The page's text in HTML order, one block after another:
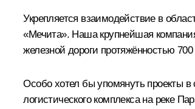
Укрепляется взаимодействие в
«Мечита». Наша крупнейшая
железной дороги протяжённостью
Особо хотел бы упомянуть проекты в
логистического комплекса на реке